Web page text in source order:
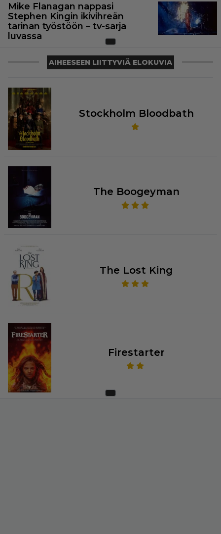
Mike Flanagan nappasi
Stephen Kingin ikivihreän
tarinan työstöön – tv-sarja
luvassa
AIHEESEEN LIITTYVIÄ ELOKUVIA
Stockholm Bloodbath
The Boogeyman
The Lost King
Firestarter